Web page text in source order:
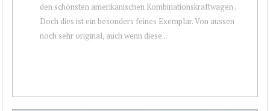
den schönsten amerikanischen Kombinationskraftwagen .
Doch dies ist ein besonders feines Exemplar. Von aussen
noch sehr original, auch wenn diese...